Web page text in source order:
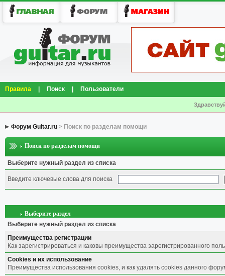
Правила Поиск Пользователи
Форум Guitar.ru > Поиск по разделам помощи
Поиск по разделам помощи
Выберите нужный раздел из списка
Введите ключевые слова для поиска
Выберите раздел
Выберите нужный раздел из списка
Преимущества регистрации
Как зарегистрироваться и каковы преимущества зарегистрированного
Cookies и их использование
Преимущества использования cookies, и как удалять cookies данного